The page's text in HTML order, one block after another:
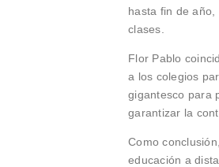
hasta fin de
clases.
Flor Pablo
a los colegios
gigantesco para
garantizar la
Como
educación a